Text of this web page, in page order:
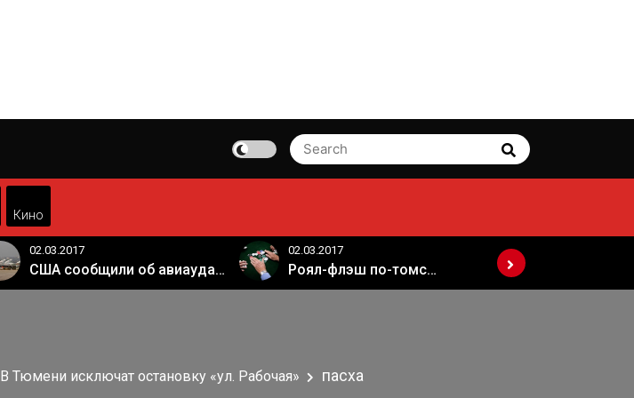
Search
for:
Search
Кино
02.03.2017
США сообщили об авиаударе России по арабской коалиции в Сирии
02.03.2017
Роял-флэш по-томски
В Тюмени исключат остановку «ул. Рабочая» пасха